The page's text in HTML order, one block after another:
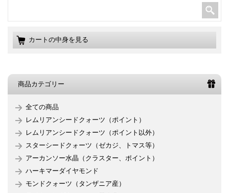
カートの中身を見る
商品カテゴリー
全ての商品
レムリアンシードクォーツ（ポイント）
レムリアンシードクォーツ（ポイント以外）
スターシードクォーツ（ゼカジ、トマス等）
アーカンソー水晶（クラスター、ポイント）
ハーキマーダイヤモンド
モンドクォーツ（タンザニア産）